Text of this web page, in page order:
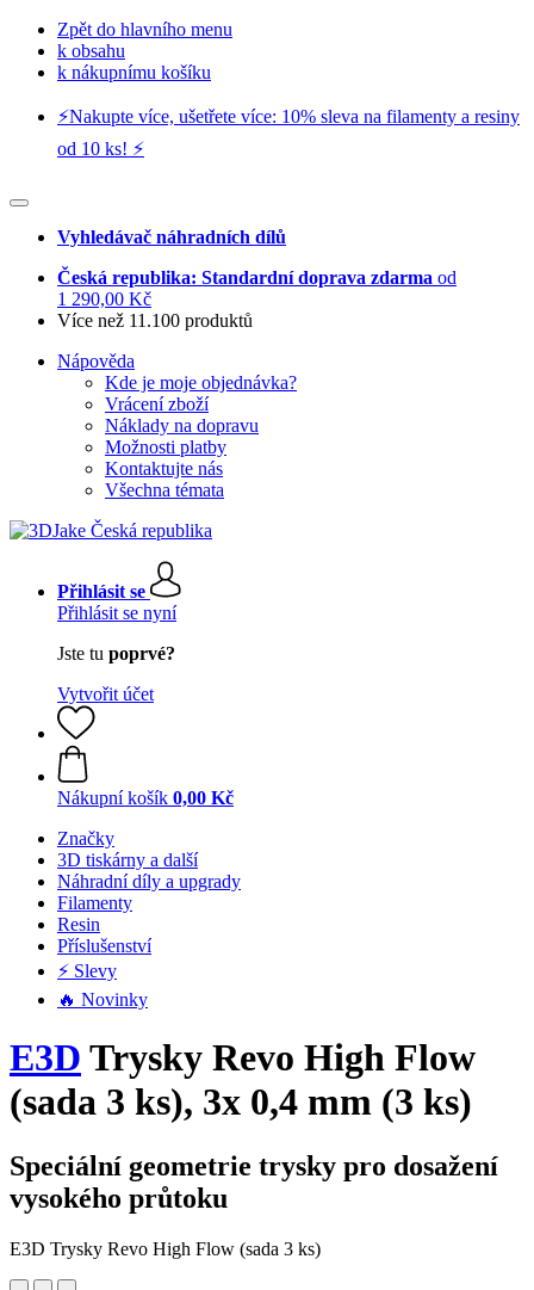
Zpět do hlavního menu
k obsahu
k nákupnímu košíku
⚡️Nakupte více, ušetřete více: 10% sleva na filamenty a resiny
od 10 ks! ⚡️
Vyhledávač náhradních dílů
Česká republika: Standardní doprava zdarma od
1 290,00 Kč
Více než 11.100 produktů
Nápověda
Kde je moje objednávka?
Vrácení zboží
Náklady na dopravu
Možnosti platby
Kontaktujte nás
Všechna témata
Přihlásit se
Přihlásit se nyní
Jste tu poprvé?
Vytvořit účet
Nákupní košík 0,00 Kč
Značky
3D tiskárny a další
Náhradní díly a upgrady
Filamenty
Resin
Příslušenství
⚡ Slevy
🔥 Novinky
E3D Trysky Revo High Flow
(sada 3 ks), 3x 0,4 mm (3 ks)
Speciální geometrie trysky pro dosažení
vysokého průtoku
E3D Trysky Revo High Flow (sada 3 ks)